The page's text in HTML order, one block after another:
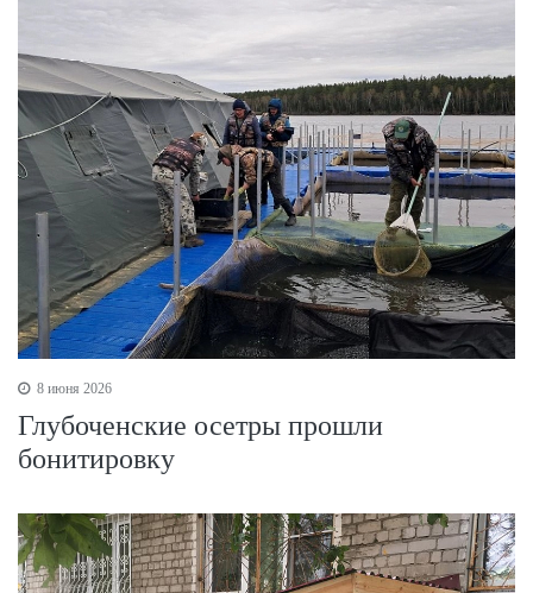
8 июня 2026
Глубоченские осетры прошли
бонитировку